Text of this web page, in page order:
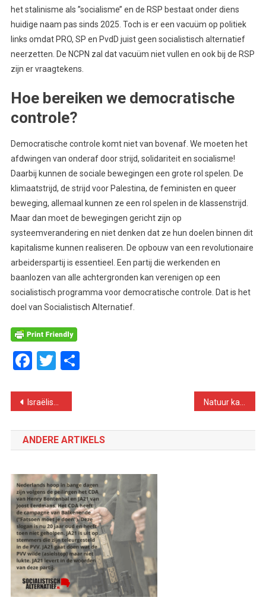
het stalinisme als ’’socialisme’’ en de RSP bestaat onder diens
huidige naam pas sinds 2025. Toch is er een vacuüm op politiek
links omdat PRO, SP en PvdD juist geen socialistisch alternatief
neerzetten. De NCPN zal dat vacuüm niet vullen en ook bij de RSP
zijn er vraagtekens.
Hoe bereiken we democratische
controle?
Democratische controle komt niet van bovenaf. We moeten het
afdwingen van onderaf door strijd, solidariteit en socialisme!
Daarbij kunnen de sociale bewegingen een grote rol spelen. De
klimaatstrijd, de strijd voor Palestina, de feministen en queer
beweging, allemaal kunnen ze een rol spelen in de klassenstrijd.
Maar dan moet de bewegingen gericht zijn op
systeemverandering en niet denken dat ze hun doelen binnen dit
kapitalisme kunnen realiseren. De opbouw van een revolutionaire
arbeiderspartij is essentieel. Een partij die werkenden en
baanlozen van alle achtergronden kan verenigen op een
socialistisch programma voor democratische controle. Dat is het
doel van Socialistisch Alternatief.
Facebook
Twitter
Delen
Bericht
navigatie
Israëlische kapers (piraten) slaan opnieuw toe
ANDERE ARTIKELS